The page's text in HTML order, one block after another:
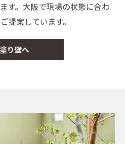
す。大阪で現場の状態に合わ
提案しています。
塗り壁へ